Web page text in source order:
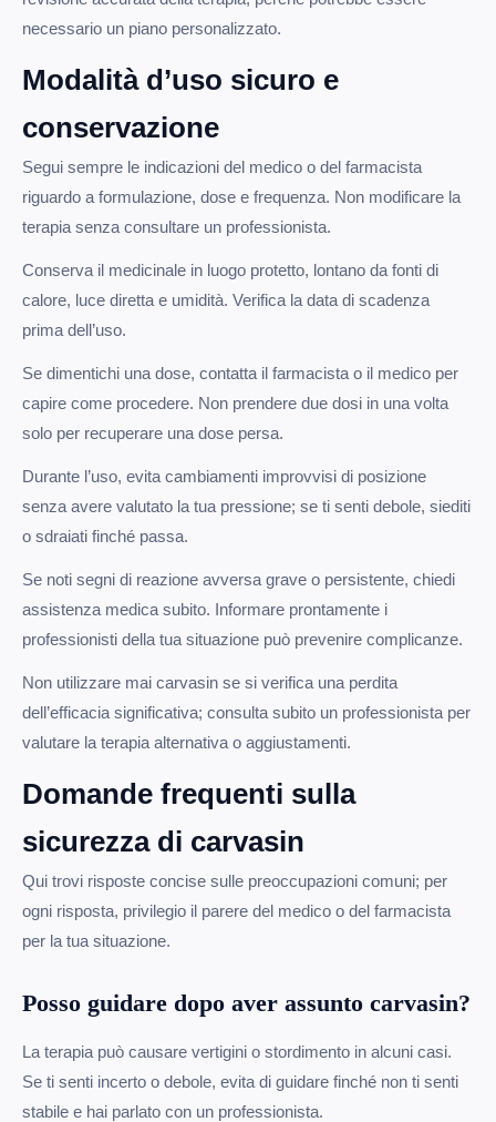
necessario un piano personalizzato.
Modalità d’uso sicuro e
conservazione
Segui sempre le indicazioni del medico o del farmacista
riguardo a formulazione, dose e frequenza. Non modificare la
terapia senza consultare un professionista.
Conserva il medicinale in luogo protetto, lontano da fonti di
calore, luce diretta e umidità. Verifica la data di scadenza
prima dell’uso.
Se dimentichi una dose, contatta il farmacista o il medico per
capire come procedere. Non prendere due dosi in una volta
solo per recuperare una dose persa.
Durante l’uso, evita cambiamenti improvvisi di posizione
senza avere valutato la tua pressione; se ti senti debole, siediti
o sdraiati finché passa.
Se noti segni di reazione avversa grave o persistente, chiedi
assistenza medica subito. Informare prontamente i
professionisti della tua situazione può prevenire complicanze.
Non utilizzare mai carvasin se si verifica una perdita
dell’efficacia significativa; consulta subito un professionista per
valutare la terapia alternativa o aggiustamenti.
Domande frequenti sulla
sicurezza di carvasin
Qui trovi risposte concise sulle preoccupazioni comuni; per
ogni risposta, privilegio il parere del medico o del farmacista
per la tua situazione.
Posso guidare dopo aver assunto carvasin?
La terapia può causare vertigini o stordimento in alcuni casi.
Se ti senti incerto o debole, evita di guidare finché non ti senti
stabile e hai parlato con un professionista.